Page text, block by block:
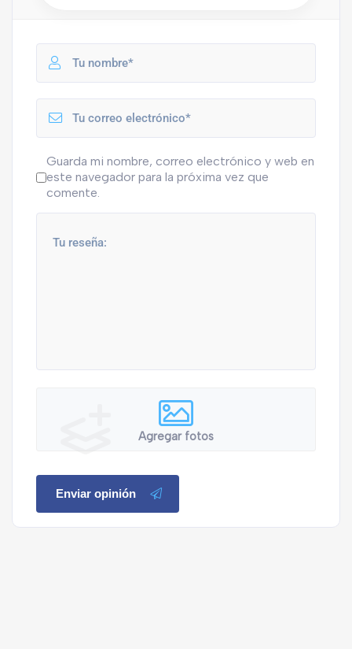
Guarda mi nombre, correo electrónico y web en
este navegador para la próxima vez que
comente.
Agregar fotos
Enviar opinión